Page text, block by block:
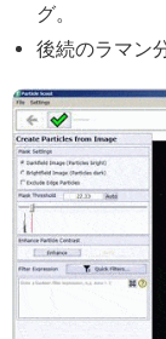
グ。
後続のラマン